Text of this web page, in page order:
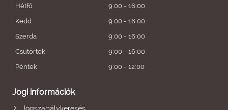
Hétfő
9:00 - 16:00
Kedd
9:00 - 16:00
Szerda
9:00 - 16:00
Csütörtök
9:00 - 16:00
Péntek
9:00 - 12:00
Jogi információk